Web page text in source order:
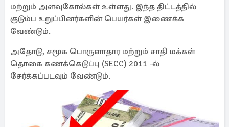
மற்றும் அளவுகோல்கள் உள்ளது. இந்த திட்டத்தில்
குடும்ப உறுப்பினர்களின் பெயர்கள் இணைக்க
வேண்டும்.
அதோடு, சமூக பொருளாதார மற்றும் சாதி மக்கள்
தொகை கணக்கெடுப்பு (SECC) 2011 -ல்
சேர்க்கப்படவும் வேண்டும்.